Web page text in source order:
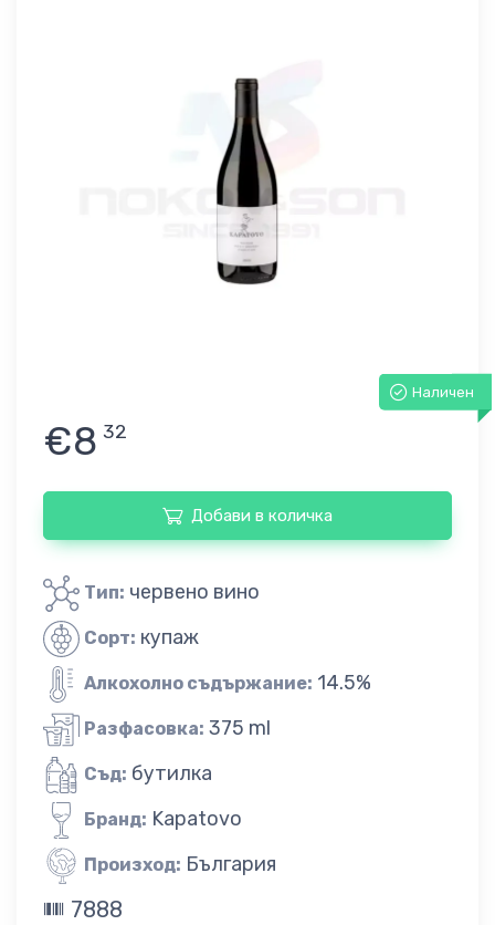
Наличен
€8 32
Добави в количка
Тип: червено вино
Сорт: купаж
Алкохолно съдържание: 14.5%
Разфасовка: 375 ml
Съд: бутилка
Бранд: Kapatovo
Произход: България
7888